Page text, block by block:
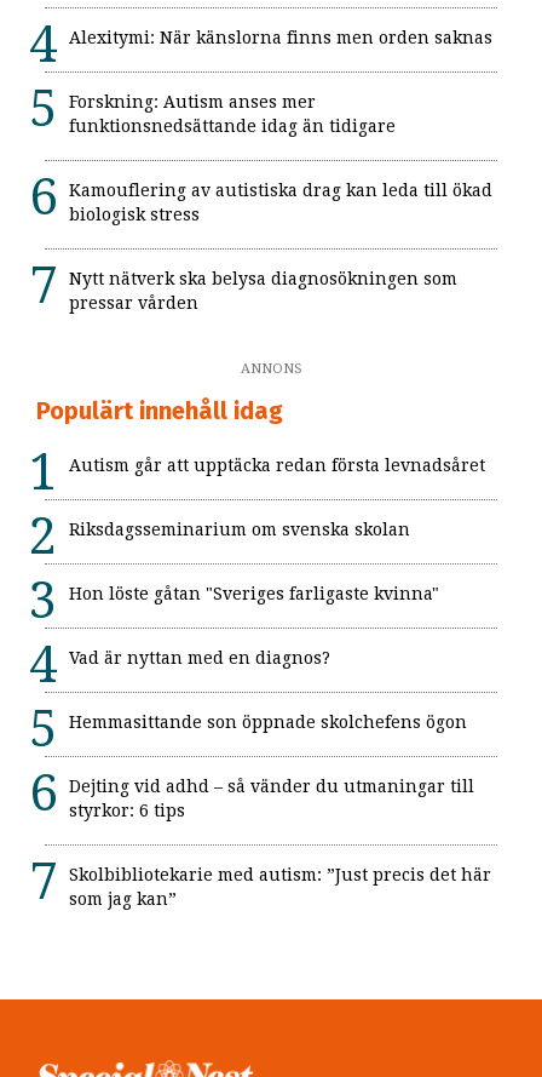
Alexitymi: När känslorna finns men orden saknas
Forskning: Autism anses mer
funktionsnedsättande idag än tidigare
Kamouflering av autistiska drag kan leda till ökad
biologisk stress
Nytt nätverk ska belysa diagnosökningen som
pressar vården
ANNONS
Populärt innehåll idag
Autism går att upptäcka redan första levnadsåret
Riksdagsseminarium om svenska skolan
Hon löste gåtan "Sveriges farligaste kvinna"
Vad är nyttan med en diagnos?
Hemmasittande son öppnade skolchefens ögon
Dejting vid adhd – så vänder du utmaningar till
styrkor: 6 tips
Skolbibliotekarie med autism: ”Just precis det här
som jag kan”